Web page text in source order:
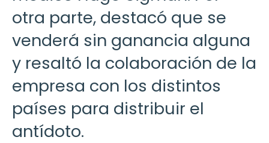
otra parte, destacó que se
venderá sin ganancia alguna
y resaltó la colaboración de la
empresa con los distintos
países para distribuir el
antídoto.